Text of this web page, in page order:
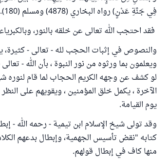
فِي جَنَّةِ عَدْنٍ) رواه البخاري (4878) ومسلم (180).
فقد احتجب الله تعالى عن خلقه بالنور،
والنصوص في إثبات الحجب لله - تعالى - كثيرة،
ويعلمون بما ورثوه من نور النبوة ، بأن الله -
لو كشف عن وجهه الكريم الحجاب لما قام لنوره
الآخرة ، يكمل خلق المؤمنين ، ويقويهم على
يوم القيامة.
وقد تولى شيخ الإسلام ابن تيمية - رحمه الله -
كتابه "نقض تأسيس الجهمية، وإبطال بدعهم
منها كاف في إبطال قولهم.